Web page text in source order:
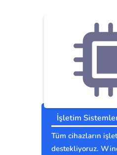
İşletim
Tüm cihazların
destekliyoruz.